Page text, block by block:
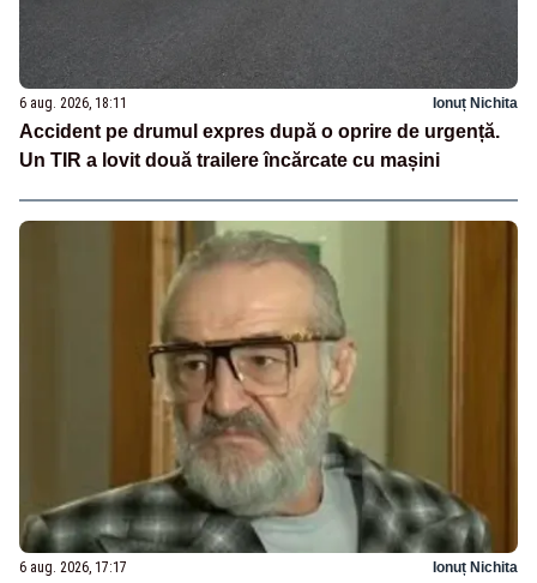
6 aug. 2026, 18:11 Ionuț Nichita
Accident pe drumul expres după o oprire de urgență.
Un TIR a lovit două trailere încărcate cu mașini
6 aug. 2026, 17:17 Ionuț Nichita